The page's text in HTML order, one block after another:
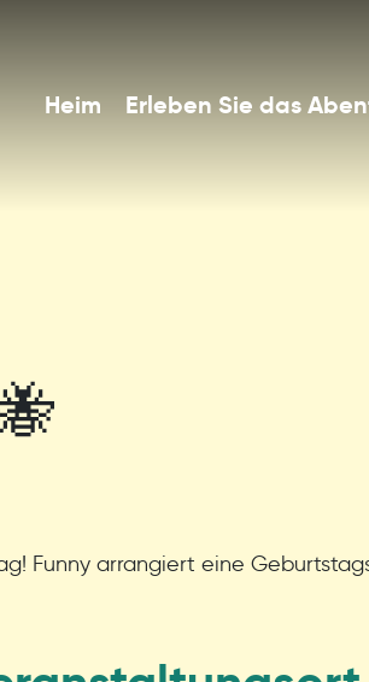
Heim Erleben Sie das
Funny arrangiert eine